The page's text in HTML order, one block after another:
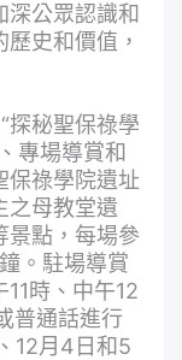
深公眾認識和
史和價值，
探秘聖保祿學
專場導賞和
保祿學院遺址
之母教堂遺
景點，每場參
。駐場導賞
時、中午12
普通話進行
12月4日和5